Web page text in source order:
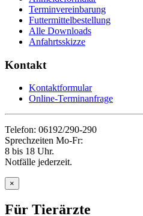
Terminvereinbarung
Futtermittelbestellung
Alle Downloads
Anfahrtsskizze
Kontakt
Kontaktformular
Online-Terminanfrage
Telefon: 06192/290-290
Sprechzeiten Mo-Fr:
8 bis 18 Uhr.
Notfälle jederzeit.
×
Für Tierärzte